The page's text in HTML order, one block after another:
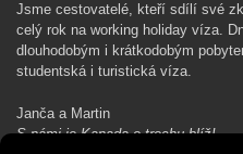
Jsme cestovatelé, kteří sdílí své
celý rok na working holiday víza.
dlouhodobým i krátkodobým
studentská i turistická víza.
Janča a Martin
S námi je Kanada o trochu blíž!